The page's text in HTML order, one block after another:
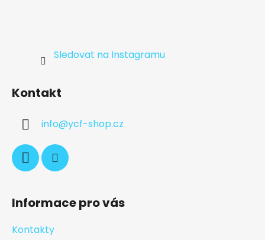
Sledovat na Instagramu
Kontakt
info@ycf-shop.cz
Informace pro vás
Kontakty